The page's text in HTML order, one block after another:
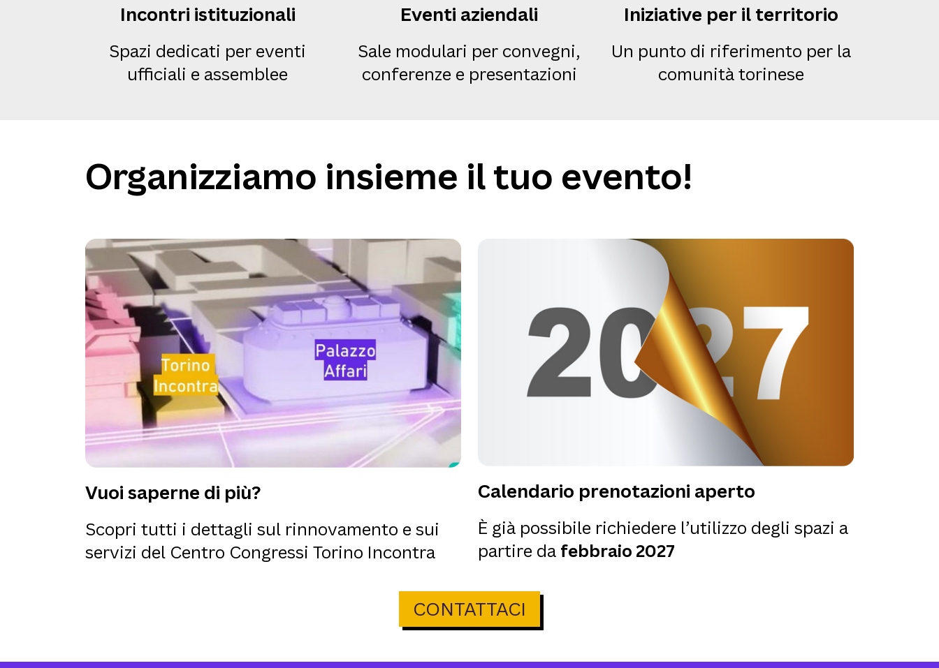
Incontri istituzionali
Spazi dedicati per eventi
ufficiali e assemblee
Eventi aziendali
Sale modulari per convegni,
conferenze e presentazioni
Iniziative per il territorio
Un punto di riferimento per la
comunità torinese
Organizziamo insieme il tuo evento!
Vuoi saperne di più?
Scopri tutti i dettagli sul rinnovamento e sui
servizi del Centro Congressi Torino Incontra
Calendario prenotazioni aperto
È già possibile richiedere l’utilizzo degli spazi a
partire da febbraio 2027
CONTATTACI